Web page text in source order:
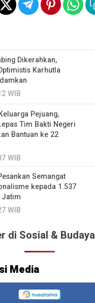
Dikerahkan,
Karhutla
WIB
Pejuang,
Tim Bakti Negeri
Bantuan ke 22
WIB
Semangat
kepada 1.537
Jatim
WIB
di Sosial & Budaya
Media